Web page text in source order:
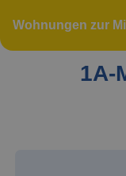
Wohnungen zur
1A-